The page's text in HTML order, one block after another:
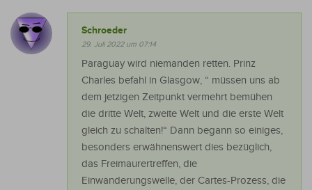
Schroeder
29. Juli 2022 um 07:14
Paraguay wird niemanden retten. Prinz
Charles befahl in Glasgow, “ müssen uns ab
dem jetzigen Zeitpunkt vermehrt bemühen
die dritte Welt, zweite Welt und die erste Welt
gleich zu schalten!“ Dann begann so einiges,
besonders erwähnenswert dies bezüglich,
das Freimaurertreffen, die
Einwanderungswelle, der Cartes-Prozess, die